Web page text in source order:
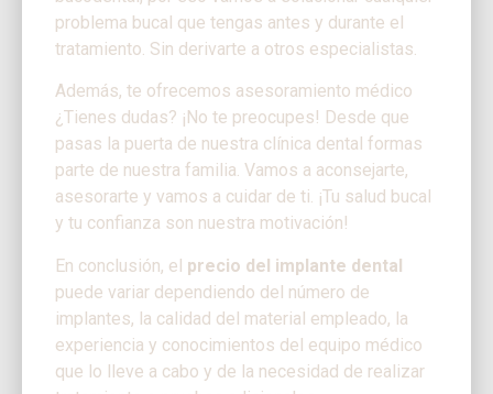
problema bucal que tengas antes y durante el
tratamiento. Sin derivarte a otros especialistas.
Además, te ofrecemos asesoramiento médico
¿Tienes dudas? ¡No te preocupes! Desde que
pasas la puerta de nuestra clínica dental formas
parte de nuestra familia. Vamos a aconsejarte,
asesorarte y vamos a cuidar de ti. ¡Tu salud bucal
y tu confianza son nuestra motivación!
En conclusión, el precio del implante dental
puede variar dependiendo del número de
implantes, la calidad del material empleado, la
experiencia y conocimientos del equipo médico
que lo lleve a cabo y de la necesidad de realizar